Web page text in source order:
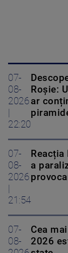
07-
08-
2026
22:20
Roșie:
ar
07-
08-
2026
21:54
a
07-
08-
Cea
2026